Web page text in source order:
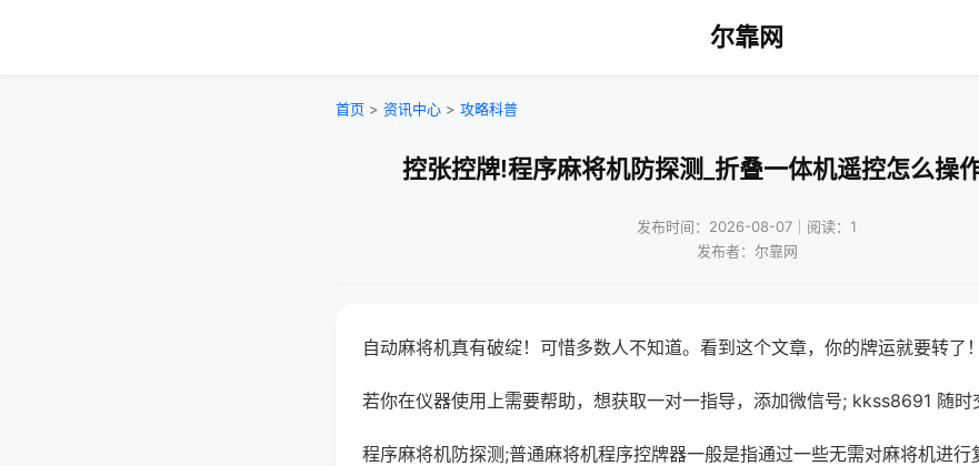
尔靠网
首页 > 资讯中心 > 攻略科普
控张控牌!程序麻将机防探测_折叠一体机遥控怎么操
发布时间：2026-08-07｜阅读：1
发布者：尔靠网
自动麻将机真有破绽！可惜多数人不知道。看到这个文章，你的牌运就要转了！
若你在仪器使用上需要帮助，想获取一对一指导，添加微信号; kkss8691 随时
程序麻将机防探测;普通麻将机程序控牌器一般是指通过一些无需对麻将机进行